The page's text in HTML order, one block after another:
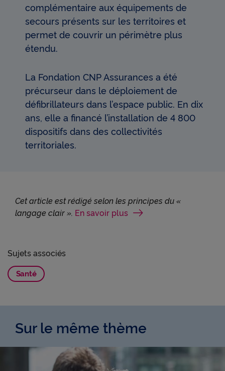
complémentaire aux équipements de
secours présents sur les territoires et
permet de couvrir un périmètre plus
étendu.
La Fondation CNP Assurances a été
précurseur dans le déploiement de
défibrillateurs dans l’espace public. En dix
ans, elle a financé l’installation de 4 800
dispositifs dans des collectivités
territoriales.
Cet article est rédigé selon les principes du «
langage clair ». En savoir plus
Sujets associés
Santé
Sur le même thème